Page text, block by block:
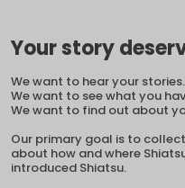
Your story
We want to hear your stories.
We want to see what you
We want to find out about
Our primary goal is to
about how and where
introduced Shiatsu.